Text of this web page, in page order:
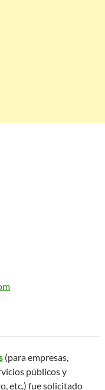
(para empresas,
públicos y
etc.) fue solicitado